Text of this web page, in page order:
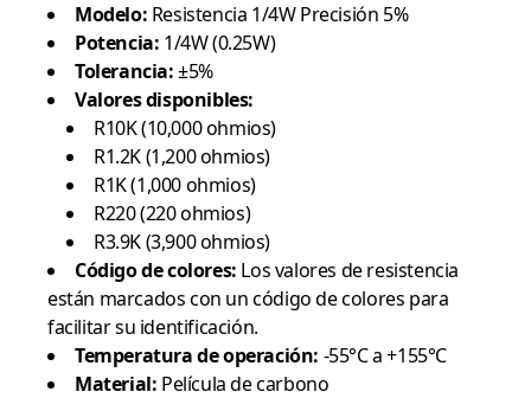
Modelo: Resistencia 1/4W Precisión 5%
Potencia: 1/4W (0.25W)
Tolerancia:±5%
Valores disponibles:
R10K (10,000 ohmios)
R1.2K (1,200 ohmios)
R1K (1,000 ohmios)
R220 (220 ohmios)
R3.9K (3,900 ohmios)
Código de colores: Los valores de resistencia
están marcados con un código de colores para
facilitar su identificación.
Temperatura de operación: -55°C a +155°C
Material: Película de carbono